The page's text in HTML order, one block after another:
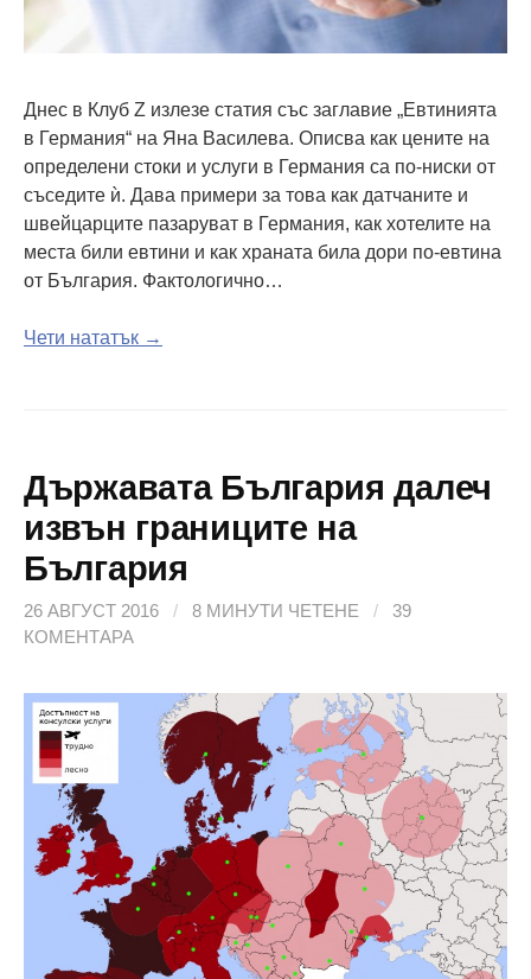
Днес в Клуб Z излезе статия със заглавие „Евтинията
в Германия“ на Яна Василева. Описва как цените на
определени стоки и услуги в Германия са по-ниски от
съседите ѝ. Дава примери за това как датчаните и
швейцарците пазаруват в Германия, как хотелите на
места били евтини и как храната била дори по-евтина
от България. Фактологично…
Чети нататък →
Държавата България далеч
извън границите на
България
26 АВГУСТ 2016 / 8 МИНУТИ ЧЕТЕНЕ /
39
КОМЕНТАРА